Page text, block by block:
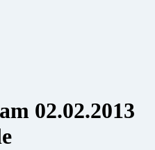
02.02.2013